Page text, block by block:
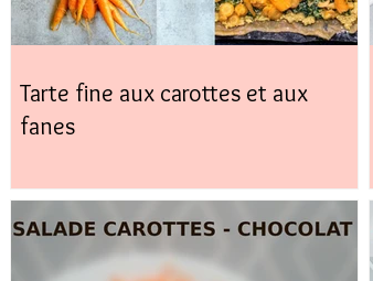
Tarte fine aux carottes et aux
fanes